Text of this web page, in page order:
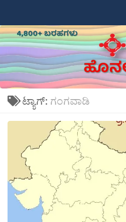
ಟ್ಯಾಗ್: ಗಂಗವಾಡಿ